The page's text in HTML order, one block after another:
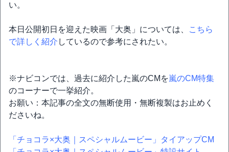
い。
本日公開初日を迎えた映画「大奥」については、
こちら
で詳しく紹介 しているので参考にされたい。
※ナビコンでは、過去に紹介した嵐のCMを嵐のCM特集
のコーナーで一挙紹介。
お願い：本記事の全文の無断使用・無断複製はお止めく
ださいね。
「チョコラ×大奥｜スペシャルムービー」タイアップCM